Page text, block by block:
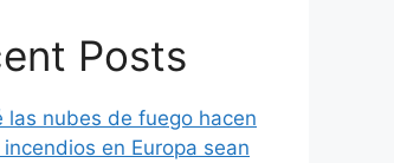
Posts
las nubes de fuego hacen
en Europa sean